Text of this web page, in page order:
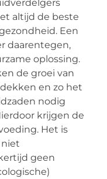
altijd de beste
Een
daarentegen,
oplossing.
de groei van
en zo het
nodig
krijgen de
Het is
geen